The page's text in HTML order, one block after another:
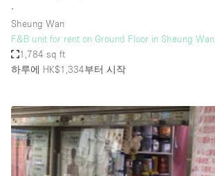
Art Gallery
Atelier / Workshop Studio
Boat
Boutique / Shop
Conference Room
Container
∙
Sheung Wan
F&B unit for rent on Ground Floor in Sheung Wan
1,784 sq ft
하루에 HK$1,334부터 시작